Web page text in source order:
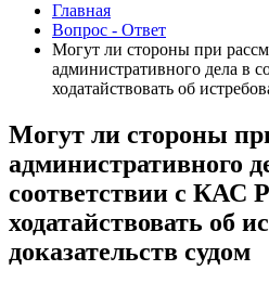
Главная
Вопрос - Ответ
Могут ли стороны при
административного дела в
ходатайствовать об
Могут ли стороны
административного
соответствии с КАС
ходатайствовать об
доказательств судом